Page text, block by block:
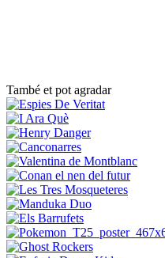
També et pot agradar